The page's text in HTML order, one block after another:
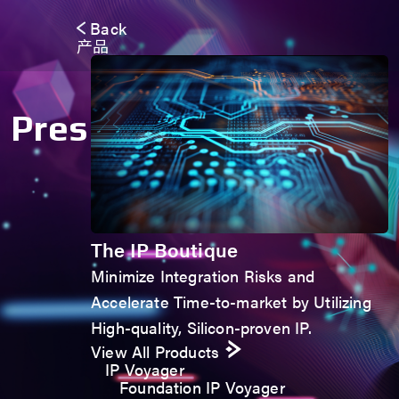
Back
产品
The IP Boutique
Minimize Integration Risks and
Accelerate Time-to-market by Utilizing
High-quality, Silicon-proven IP.
View All Products
IP Voyager
Foundation IP Voyager
Press Room